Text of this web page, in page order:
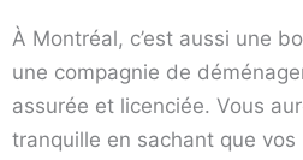
À Montréal, c’est aussi une
une compagnie de
assurée et licenciée. Vous
tranquille en sachant que